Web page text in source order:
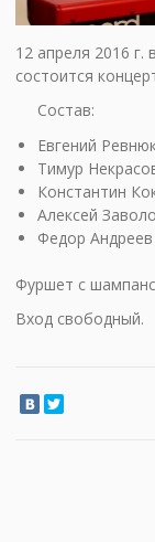
12 апреля 2016 г.
состоится
Состав:
Евгений
Тимур
Константин
Алексей
Федор
Фуршет с
Вход свободный.